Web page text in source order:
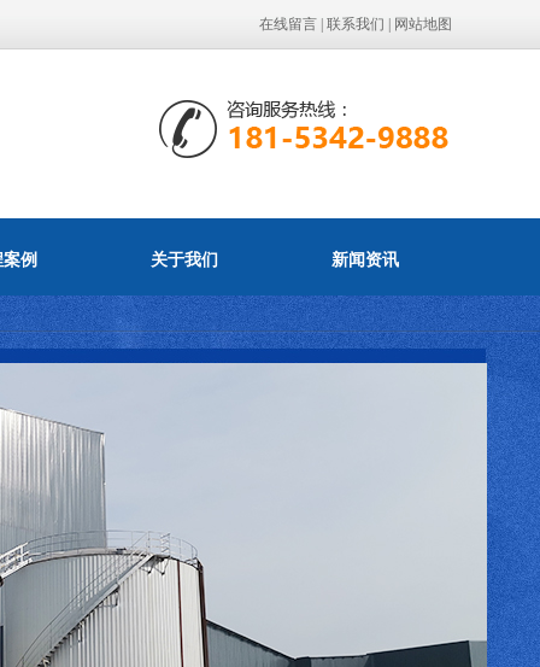
在线留言| 联系我们 网站地图
例 关于我们 新闻资讯